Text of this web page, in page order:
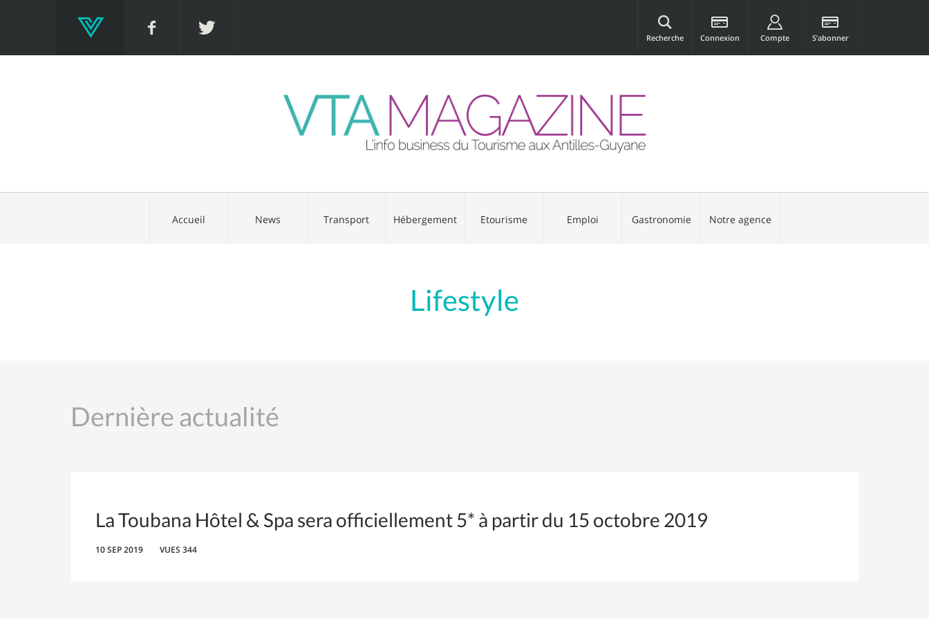
Recherche Connexion Compte S’abonner
Accueil News Transport Hébergement Etourisme Emploi Gastronomie Notre agence
Lifestyle
Dernière actualité
La Toubana Hôtel & Spa sera officiellement 5* à partir du 15 octobre 2019
10 SEP 2019 VUES 344